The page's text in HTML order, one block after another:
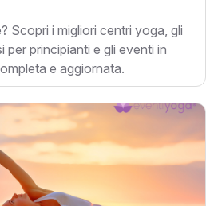
Scopri i migliori centri yoga, gli
per principianti e gli eventi in
e aggiornata.